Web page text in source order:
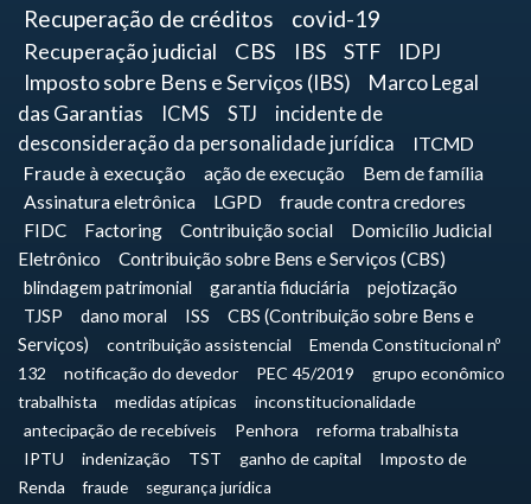
Recuperação de créditos
covid-19
Recuperação judicial CBS IBS STF
IDPJ
Imposto sobre Bens e Serviços (IBS)
Marco Legal
das Garantias
ICMS STJ
incidente de
desconsideração da personalidade jurídica
ITCMD
Fraude à execução
ação de execução
Bem de família
Assinatura eletrônica
LGPD fraude contra credores
FIDC Factoring Contribuição social
Domicílio Judicial
Eletrônico
Contribuição sobre Bens e Serviços (CBS)
blindagem patrimonial
garantia fiduciária
pejotização
TJSP
dano moral ISS
CBS (Contribuição sobre Bens e
Serviços)
contribuição assistencial
Emenda Constitucional nº
132
notificação do devedor PEC 45/2019
grupo econômico
trabalhista
medidas atípicas
inconstitucionalidade
antecipação de recebíveis
Penhora
reforma trabalhista
IPTU
indenização TST ganho de capital
Imposto de
Renda
fraude segurança jurídica